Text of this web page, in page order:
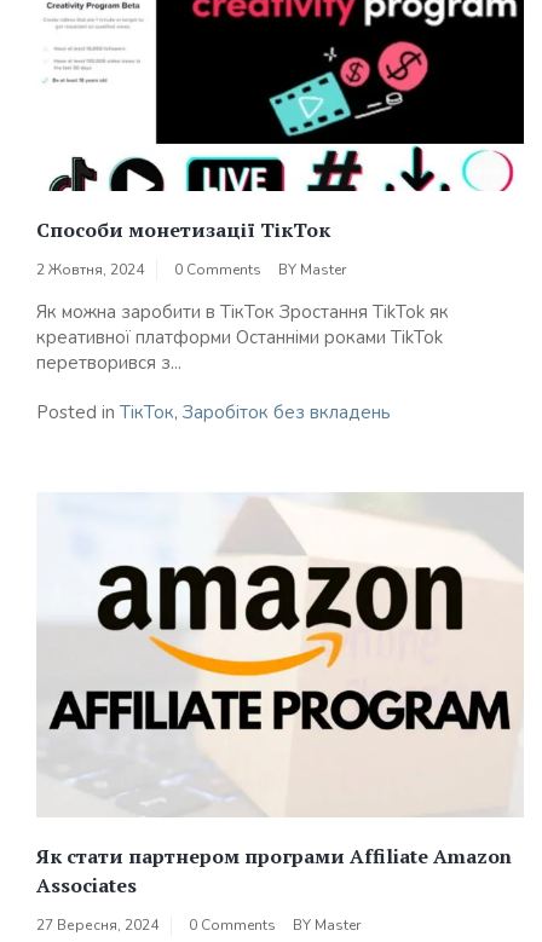
Способи монетизації ТікТок
2 Жовтня, 2024 0 Comments BY Master
Як можна заробити в ТікТок Зростання TikTok як
креативної платформи Останніми роками TikTok
перетворився з...
Posted in ТікТок, Заробіток без вкладень
Як стати партнером програми Affiliate Amazon
Associates
27 Вересня, 2024 0 Comments BY Master